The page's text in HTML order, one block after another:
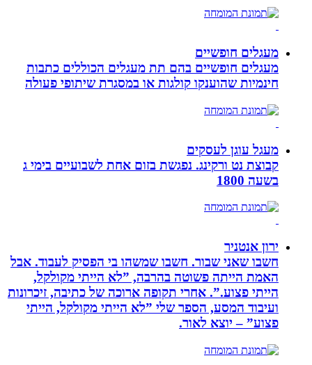
מעגלים חופשיים
מעגלים חופשיים בהם תת מעגלים הכוללים כתבות
חינמיות שהוענקו קולגות או במסגרת שיתופי פעולה
מעגל עוגן לעסקים
קבוצת נט ורקינג. נפגשת בזום אחת לשבועיים בימי ג
בשעה 1800
ירון אנטניר
חשבו שאני שבור. חשבו שמשהו בי הפסיק לעבוד. אבל
האמת הייתה פשוטה בהרבה, ”לא הייתי מקולקל,
הייתי פצוע.”. אחרי תקופה ארוכה של כתיבה, זיכרונות
ועיבוד המסע, הספר שלי ”לא הייתי מקולקל, הייתי
פצוע” – יוצא לאור.